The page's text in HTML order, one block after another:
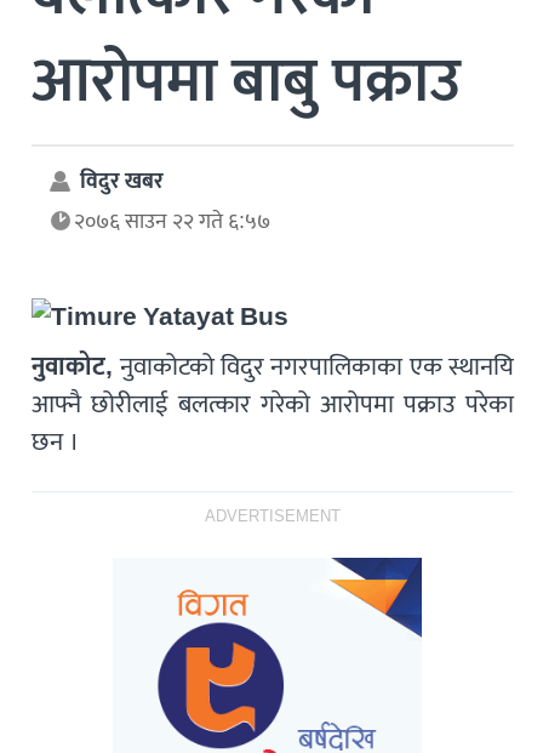
आरोपमा बाबु पक्राउ
विदुर खबर
२०७६ साउन २२ गते ६:५७
नुवाकोट,नुवाकोटको विदुर नगरपालिकाका एक स्थानयि
आफ्नै छोरीलाई बलत्कार गरेको आरोपमा पक्राउ परेका
छन ।
ADVERTISEMENT